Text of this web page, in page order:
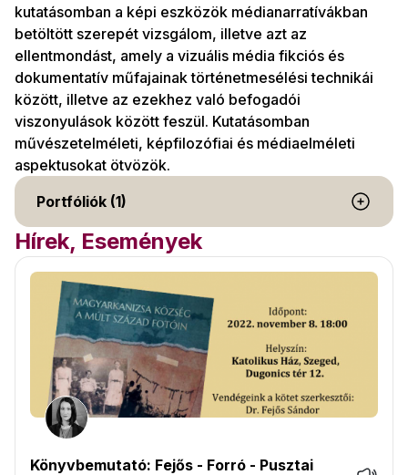
kutatásomban a képi eszközök médianarratívákban
betöltött szerepét vizsgálom, illetve azt az
ellentmondást, amely a vizuális média fikciós és
dokumentatív műfajainak történetmesélési technikái
között, illetve az ezekhez való befogadói
viszonyulások között feszül. Kutatásomban
művészetelméleti, képfilozófiai és médiaelméleti
aspektusokat ötvözök.
Portfóliók (1)
Hírek, Események
Könyvbemutató: Fejős - Forró - Pusztai